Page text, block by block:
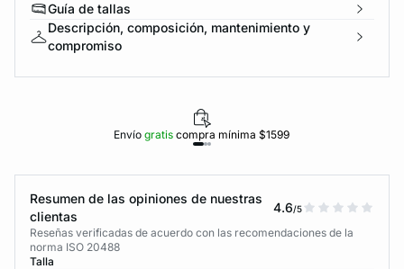
Guía de tallas
Descripción, composición, mantenimiento y
compromiso
Envíogratiscompra mínima $1599
Resumen de las opiniones de nuestras
clientas
4.6/5
Reseñas verificadas de acuerdo con las recomendaciones de la
norma ISO 20488
Talla